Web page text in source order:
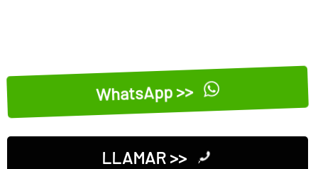
WhatsApp >>
LLAMAR >>